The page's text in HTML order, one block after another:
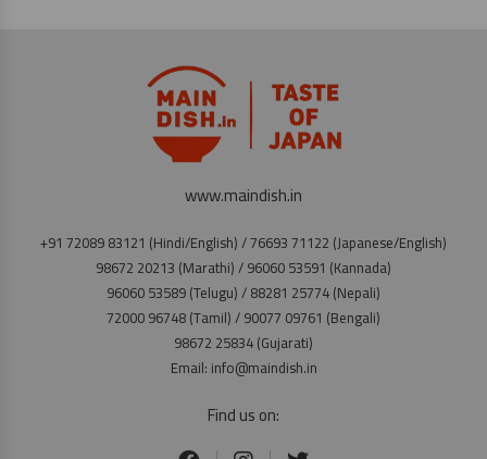
www.maindish.in
+91 72089 83121 (Hindi/English) / 76693 71122 (Japanese/English)
98672 20213 (Marathi) / 96060 53591 (Kannada)
96060 53589 (Telugu) / 88281 25774 (Nepali)
72000 96748 (Tamil) / 90077 09761 (Bengali)
98672 25834 (Gujarati)
Email: info@maindish.in
Find us on: